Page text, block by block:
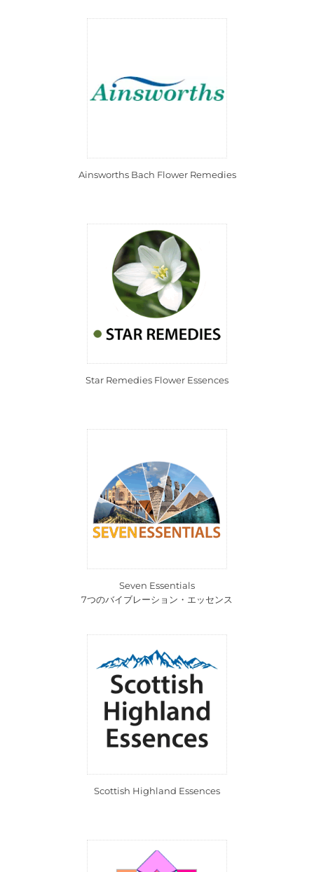
Ainsworths Bach Flower Remedies
Star Remedies Flower Essences
Seven Essentials
7つのバイブレーション・エッセンス
Scottish Highland Essences